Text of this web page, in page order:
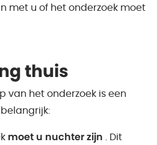
met u of het onderzoek moet
thuis
van het onderzoek is een
moet u nuchter zijn . Dit